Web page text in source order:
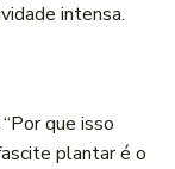
intensa.
que isso
plantar é o